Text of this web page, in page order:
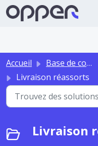
Passer au contenu
Accueil Base de connaissances
Livraison réassorts
Livraison